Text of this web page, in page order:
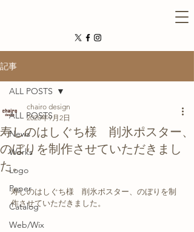
記事
ALL POSTS
News
Works
Logo
Paper
Catalog
Web/Wix
ALL POSTS
寿しのはしぐち様 削氷ポスター、
のぼりを制作させていただきまし
た。
chairo design
2020年9月2日
寿しのはしぐち様　削氷ポスター、のぼりを制
作させていただきました。